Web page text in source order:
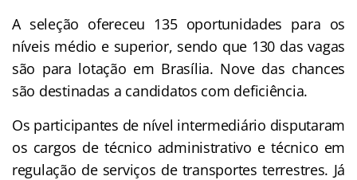
A seleção ofereceu 135 oportunidades para os
níveis médio e superior, sendo que 130 das vagas
são para lotação em Brasília. Nove das chances
são destinadas a candidatos com deficiência.
Os participantes de nível intermediário disputaram
os cargos de técnico administrativo e técnico em
regulação de serviços de transportes terrestres. Já